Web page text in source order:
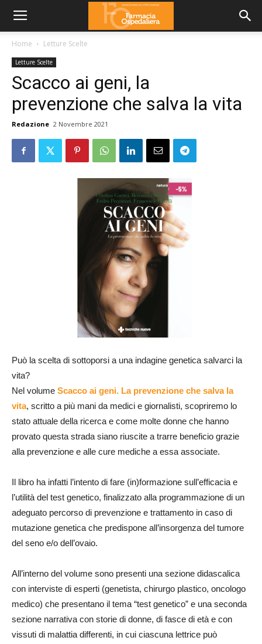
Home Letture Scelte
Letture Scelte
Scacco ai geni, la
prevenzione che salva la vita
Redazione 2 Novembre 2021
Può la scelta di sottoporsi a una indagine genetica salvarci la
vita?
Nel volume Scacco ai geni. La prevenzione che salva la
vita, scritto a più mani da medici e giornalisti, scopriremo lo
stato attuale della ricerca e come molte donne che hanno
provato questa strada siano riuscite a trarre beneficio grazie
alla prevenzione e alle cure mediche a essa associate.
Il libro ha infatti l’intento di fare (in)formazione sull’efficacia e
l’utilità del test genetico, finalizzato alla programmazione di un
adeguato percorso di prevenzione e trattamento in caso di
mutazione genetica che predispone all’insorgenza del tumore
del seno e/o dell’ovaio.
All’interno del volume sono presenti una sezione didascalica
con interviste di esperti (genetista, chirurgo plastico, oncologo
medico) che presentano il tema “test genetico” e una seconda
sezione narrativa con storie di donne, di fasce di età e con
vissuti di malattia differenti, in cui ciascuna lettrice può